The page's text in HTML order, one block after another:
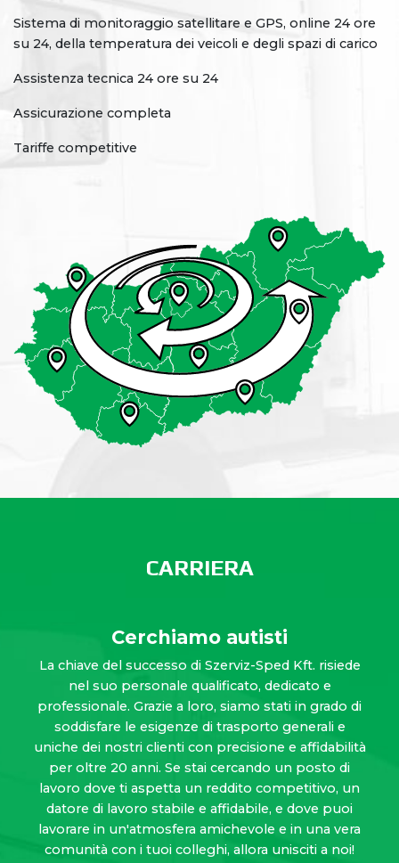
Sistema di monitoraggio satellitare e GPS, online 24 ore
su 24, della temperatura dei veicoli e degli spazi di carico
Assistenza tecnica 24 ore su 24
Assicurazione completa
Tariffe competitive
CARRIERA
Cerchiamo autisti
La chiave del successo di Szerviz-Sped Kft. risiede
nel suo personale qualificato, dedicato e
professionale. Grazie a loro, siamo stati in grado di
soddisfare le esigenze di trasporto generali e
uniche dei nostri clienti con precisione e affidabilità
per oltre 20 anni. Se stai cercando un posto di
lavoro dove ti aspetta un reddito competitivo, un
datore di lavoro stabile e affidabile, e dove puoi
lavorare in un'atmosfera amichevole e in una vera
comunità con i tuoi colleghi, allora unisciti a noi!